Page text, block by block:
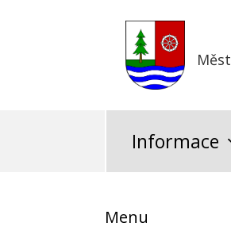
Informace
Menu